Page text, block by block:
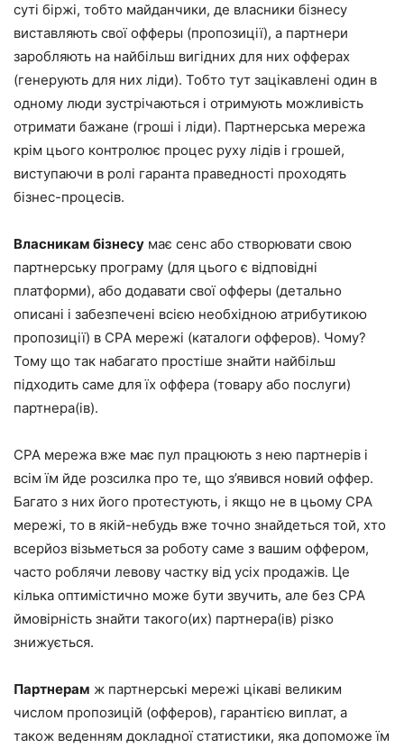
суті біржі, тобто майданчики, де власники бізнесу
виставляють свої офферы (пропозиції), а партнери
заробляють на найбільш вигідних для них офферах
(генерують для них ліди). Тобто тут зацікавлені один в
одному люди зустрічаються і отримують можливість
отримати бажане (гроші і ліди). Партнерська мережа
крім цього контролює процес руху лідів і грошей,
виступаючи в ролі гаранта праведності проходять
бізнес-процесів.
Власникам бізнесу має сенс або створювати свою
партнерську програму (для цього є відповідні
платформи), або додавати свої офферы (детально
описані і забезпечені всією необхідною атрибутикою
пропозиції) в CPA мережі (каталоги офферов). Чому?
Тому що так набагато простіше знайти найбільш
підходить саме для їх оффера (товару або послуги)
партнера(ів).
CPA мережа вже має пул працюють з нею партнерів і
всім їм йде розсилка про те, що з’явився новий оффер.
Багато з них його протестують, і якщо не в цьому CPA
мережі, то в якій-небудь вже точно знайдеться той, хто
всерйоз візьметься за роботу саме з вашим оффером,
часто роблячи левову частку від усіх продажів. Це
кілька оптимістично може бути звучить, але без CPA
ймовірність знайти такого(их) партнера(ів) різко
знижується.
Партнерам ж партнерські мережі цікаві великим
числом пропозицій (офферов), гарантією виплат, а
також веденням докладної статистики, яка допоможе їм